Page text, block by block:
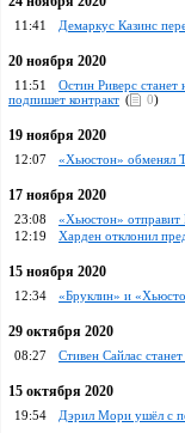
11:41 Демаркус Казинс
20 ноября 2020
11:51
Остин Риверс
подпишет контракт ( 0)
19 ноября 2020
12:07 «Хьюстон» обменял
17 ноября 2020
23:08 «Хьюстон» отправит
12:19
Харден отклонил
15 ноября 2020
12:34 «Бруклин» и
29 октября 2020
08:27 Стивен Сайлас
15 октября 2020
19:54 Дэрил Мори ушёл с